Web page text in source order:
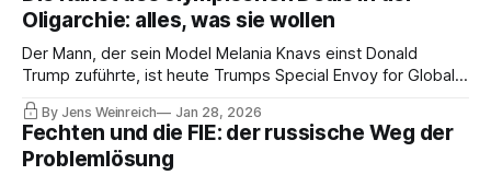
ICE.
Oligarchie: alles, was sie wollen
Der Mann, der sein Model Melania Knavs einst Donald
Trump zuführte, ist heute Trumps Special Envoy for Global
Partnerships mit wachsendem Einfluss in der olympischen
Welt. Seine aktuelle Partnerin hat Funktionen in drei Sport-
Weltverbänden, während die Mutter seines Sohnes von ICE
deportiert wurde.
By Jens Weinreich Jan 28, 2026
Fechten und die FIE: der russische Weg der
Problemlösung